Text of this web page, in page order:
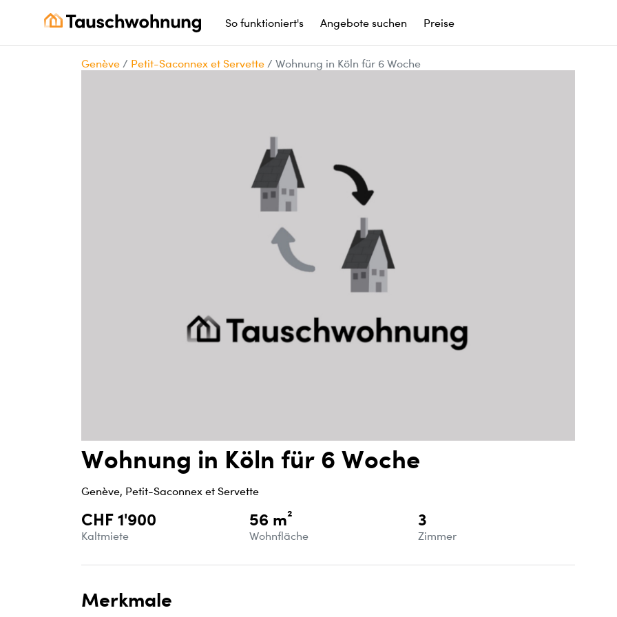
So funktioniert's Angebote suchen Preise
Genève / Petit-Saconnex et Servette / Wohnung in Köln für 6 Woche
Wohnung in Köln für 6 Woche
Genève, Petit-Saconnex et Servette
CHF 1'900
Kaltmiete
56 m²
Wohnfläche
3
Zimmer
Merkmale